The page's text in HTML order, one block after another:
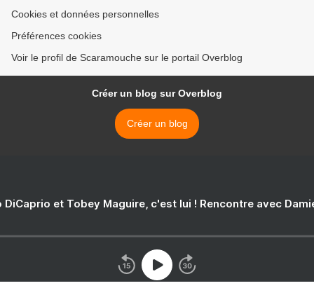
Cookies et données personnelles
Préférences cookies
Voir le profil de Scaramouche sur le portail Overblog
Créer un blog sur Overblog
Créer un blog
DiCaprio et Tobey Maguire, c'est lui ! Rencontre avec